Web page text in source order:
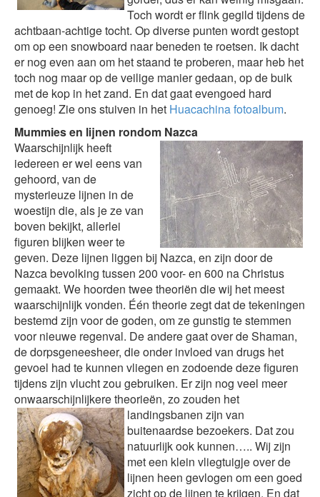
Toch wordt er flink gegild tijdens de
achtbaan-achtige tocht. Op diverse punten wordt gestopt
om op een snowboard naar beneden te roetsen. Ik dacht
er nog even aan om het staand te proberen, maar heb het
toch nog maar op de veilige manier gedaan, op de buik
met de kop in het zand. En dat gaat evengoed hard
genoeg! Zie ons stuiven in het Huacachina fotoalbum.
Mummies en lijnen rondom Nazca
Waarschijnlijk heeft
iedereen er wel eens van
gehoord, van de
mysterieuze lijnen in de
woestijn die, als je ze van
boven bekijkt, allerlei
figuren blijken weer te
geven. Deze lijnen liggen bij Nazca, en zijn door de
Nazca bevolking tussen 200 voor- en 600 na Christus
gemaakt. We hoorden twee theoriën die wij het meest
waarschijnlijk vonden. Één theorie zegt dat de tekeningen
bestemd zijn voor de goden, om ze gunstig te stemmen
voor nieuwe regenval. De andere gaat over de Shaman,
de dorpsgeneesheer, die onder invloed van drugs het
gevoel had te kunnen vliegen en zodoende deze figuren
tijdens zijn vlucht zou gebruiken. Er zijn nog veel meer
onwaarschijnlijkere theorieën, zo zouden het
landingsbanen zijn van
buitenaardse bezoekers. Dat zou
natuurlijk ook kunnen….. Wij zijn
met een klein vliegtuigje over de
lijnen heen gevlogen om een goed
zicht op de lijnen te krijgen. En dat